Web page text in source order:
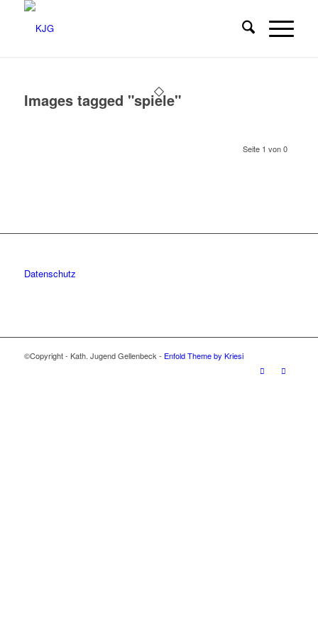
Images tagged "spiele"
Seite 1 von 0
Datenschutz
©Copyright - Kath. Jugend Gellenbeck - Enfold Theme by Kriesi